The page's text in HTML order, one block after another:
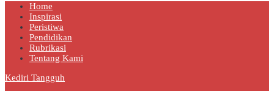
Home
Inspirasi
Peristiwa
Pendidikan
Rubrikasi
Tentang Kami
Kediri Tangguh